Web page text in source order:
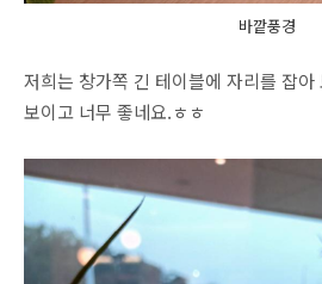
바깥풍경
저희는 창가쪽 긴 테이블에 자리를 잡
보이고 너무 좋네요.ㅎㅎ